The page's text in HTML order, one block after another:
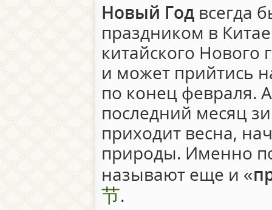
Новый Годвсегда
праздником в
китайского Нового
и может прийтись
по конец февраля.
последний месяц
приходит весна,
природы. Именно
называют еще и «
节.